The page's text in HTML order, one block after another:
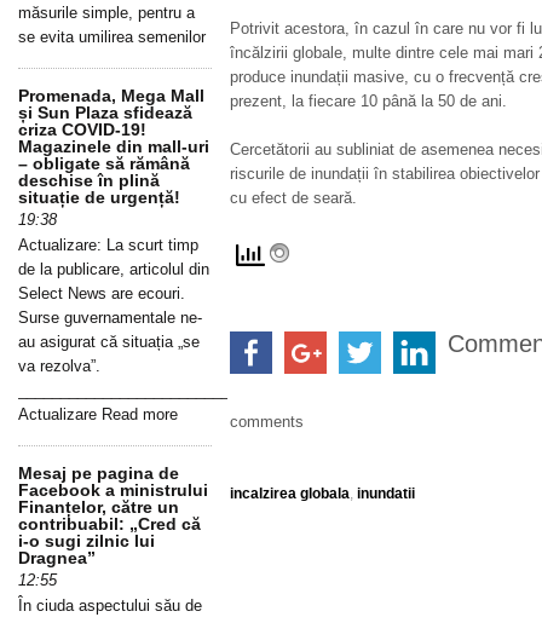
Potrivit acestora, în cazul în care nu vor fi
încălzirii globale, multe dintre cele mai mari
produce inundații masive, cu o frecvență
prezent, la fiecare 10 până la 50 de ani.
Cercetătorii au subliniat de asemenea
riscurile de inundații în stabilirea
cu efect de seară.
comments
incalzirea globala, inundatii
măsurile simple, pentru a
se evita umilirea semenilor
Promenada, Mega Mall
și Sun Plaza sfidează
criza COVID-19!
Magazinele din mall-uri
– obligate să rămână
deschise în plină
situație de urgență!
19:38
Actualizare: La scurt timp
de la publicare, articolul din
Select News are ecouri.
Surse guvernamentale ne-
au asigurat că situația „se
va rezolva”.
Actualizare Read more
Mesaj pe pagina de
Facebook a ministrului
Finanțelor, către un
contribuabil: „Cred că
i-o sugi zilnic lui
Dragnea”
12:55
În ciuda aspectului său de